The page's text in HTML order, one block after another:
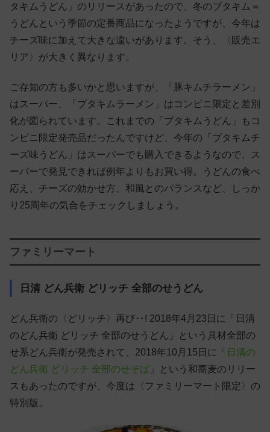
タキムうどん」のリリースがあったので、冬のブタキム＝
うどんという季節の定番商品になったようですが、今年は
チーズ味に加えて大きな違いがあります。そう、〈販売エ
リア〉が大きく異なります。
ご存知の方も多いかと思いますが、「豚キムチラーメン」
はスーパー、「ブタキムラーメン」はコンビニ限定と差別
化が図られています。これまでの「ブタキムうどん」もコ
ンビニ限定発売品だったんですけど、今年の「ブタキムチ
ーズ味うどん」はスーパーでも購入できるようなので、ス
ーパーで発見できれば例年よりもお買い得。うどんの食べ
応え、チーズの効かせ方、和風とのバランスなど、しっか
り25周年の気合をチェックしましょう。
ファミリーマート
日清 どん兵衛 どリッチ 全部のせうどん
どん兵衛の〈どリッチ〉再び‥! 2018年4月23日に「日清
のどん兵衛 どリッチ 全部のせうどん」という具材全部の
せ系どん兵衛が発売されて、2018年10月15日に「 日清の
どん兵衛 どリッチ 全部のせそば 」という和蕎麦のリリー
スもあったのですが、今度は〈ファミリーマート限定〉の
特別版。